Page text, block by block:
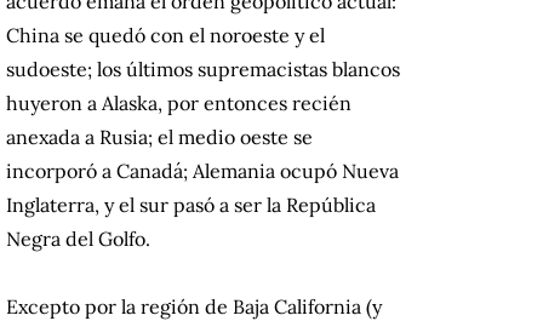
China se quedó con el noroeste y el
sudoeste; los últimos supremacistas blancos
huyeron a Alaska, por entonces recién
anexada a Rusia; el medio oeste se
incorporó a Canadá; Alemania ocupó Nueva
Inglaterra, y el sur pasó a ser la República
Negra del Golfo.
Excepto por la región de Baja California (y